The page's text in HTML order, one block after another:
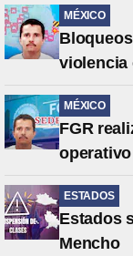
MÉXICO
violencia
MÉXICO
FGR
ESTADOS
Estados
Mencho